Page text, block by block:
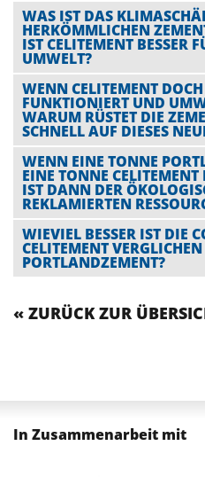
WAS IST DAS
HERKÖMMLICHEN
IST CELITEMENT BESSER
UMWELT?
WENN CELITEMENT
FUNKTIONIERT UND
WARUM RÜSTET DIE
SCHNELL AUF DIESES
WENN EINE TONNE
EINE TONNE
IST DANN DER
REKLAMIERTEN
WIEVIEL BESSER IST DIE
CELITEMENT
PORTLANDZEMENT?
« ZURÜCK ZUR
In Zusammenarbeit mit